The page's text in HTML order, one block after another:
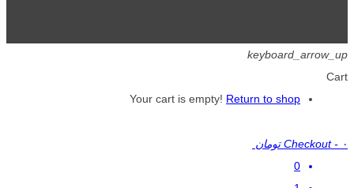
keyboard_arrow_up
Cart
Your cart is empty! Return to shop
Checkout - ۰ تومان
0